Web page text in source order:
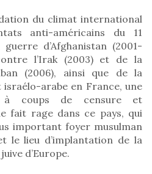
du climat international
anti-américains du 11
d’Afghanistan (2001-
l’Irak (2003) et de la
(2006), ainsi que de la
arabe en France, une
à coups de censure et
fait rage dans ce pays, qui
important foyer musulman
le lieu d’implantation de la
d’Europe.